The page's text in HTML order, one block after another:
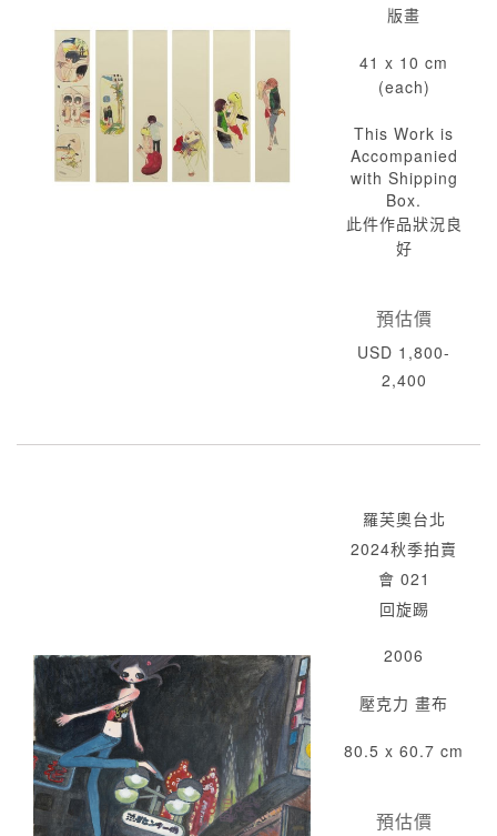
版畫
41 x 10 cm
(each)
This Work is
Accompanied
with Shipping
Box.
此件作品狀況良
好
預估價
USD 1,800-
2,400
羅芙奧台北
2024秋季拍賣
會 021
回旋踢
2006
壓克力 畫布
80.5 x 60.7 cm
預估價